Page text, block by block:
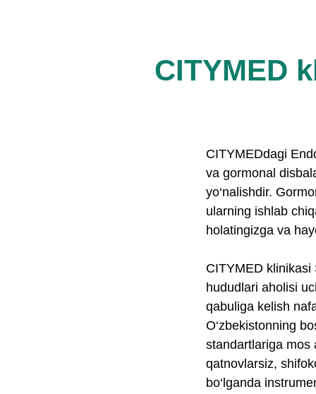
CITYMED
CITYMEDdagi
va gormonal
yo‘nalishdir.
ularning ishlab
holatingizga va
CITYMED klinikasi
hududlari aholisi
qabuliga kelish
O‘zbekistonning
standartlariga mos
qatnovlarsiz,
bo‘lganda